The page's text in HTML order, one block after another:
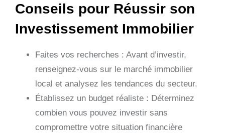
Conseils pour Réussir son
Investissement Immobilier
Faites vos recherches : Avant d’investir,
renseignez-vous sur le marché immobilier
local et analysez les tendances du secteur.
Établissez un budget réaliste : Déterminez
combien vous pouvez investir sans
compromettre votre situation financière